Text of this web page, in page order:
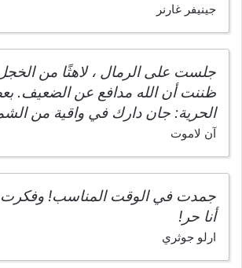
جينيفر غارنر
جلست على الرمال ، لاهثًا من
ظننت أن الله مدافع عن الضعيف.
الحرية: جان دارك في واقية من
آن لاموت
جمدت في الوقت المناسب! وفكرت
أنا حر!
ارلو جوثري